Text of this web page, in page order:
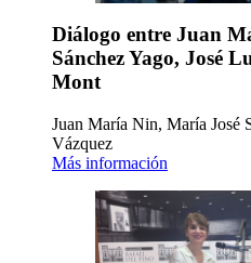
Diálogo entre Juan
Sánchez Yago, José
Mont
Juan María Nin, María José
Vázquez
Más información